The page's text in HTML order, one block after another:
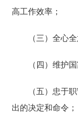
高工作效率；
（三）全心全
（四）维护国
（五）忠于职
出的决定和命令；